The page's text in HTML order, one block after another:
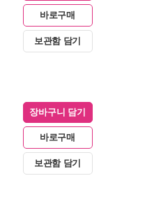
바로구매
보관함 담기
장바구니 담기
바로구매
보관함 담기